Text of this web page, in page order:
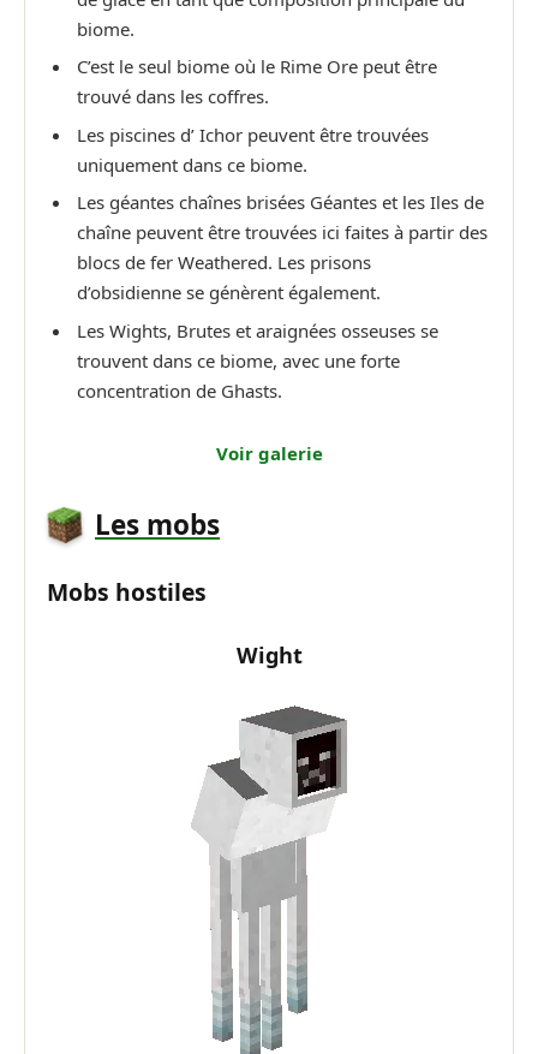
biome.
C’est le seul biome où le Rime Ore peut être
trouvé dans les coffres.
Les piscines d’ Ichor peuvent être trouvées
uniquement dans ce biome.
Les géantes chaînes brisées Géantes et les Iles de
chaîne peuvent être trouvées ici faites à partir des
blocs de fer Weathered. Les prisons
d’obsidienne se génèrent également.
Les Wights, Brutes et araignées osseuses se
trouvent dans ce biome, avec une forte
concentration de Ghasts.
Voir galerie
Les mobs
Mobs hostiles
Wight